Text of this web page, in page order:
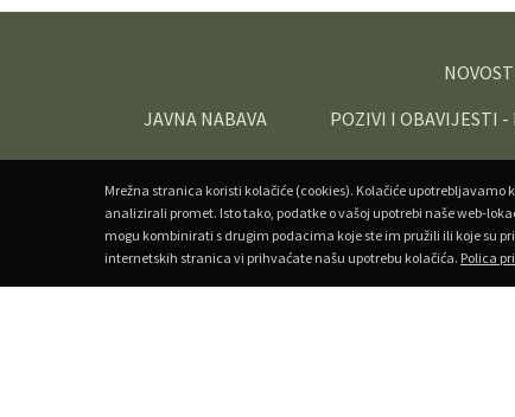
JAVNA NABAVA
POZIVI I OBAVIJESTI -
Mrežna stranica koristi kolačiće (cookies). Kolačiće
analizirali promet. Isto tako, podatke o vašoj upotrebi naše web-
mogu kombinirati s drugim podacima koje ste im pružili ili koje su
internetskih stranica vi prihvaćate našu upotrebu kolačića. Polica